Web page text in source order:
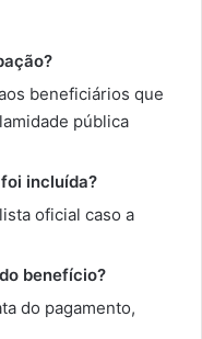
beneficiários que
pública
incluída?
oficial caso a
benefício?
do pagamento,